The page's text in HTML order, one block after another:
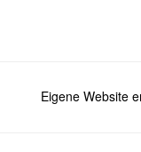
Eigene Website